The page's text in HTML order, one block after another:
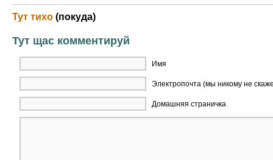
Тут тихо (покуда)
Тут щас комментируй
Имя
Электропочта (мы никому не
Домашняя страничка